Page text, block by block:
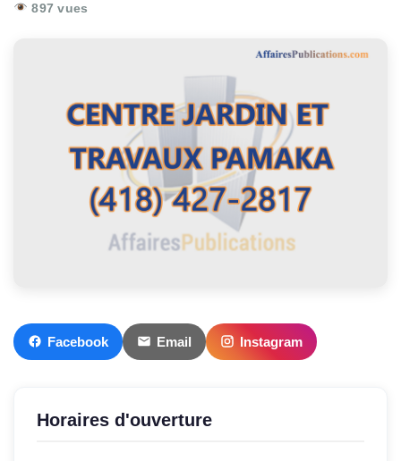
897 vues
Facebook Email Instagram
Horaires d'ouverture